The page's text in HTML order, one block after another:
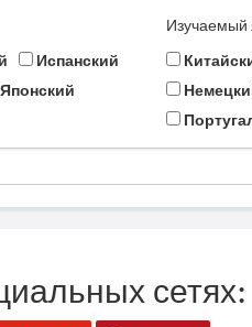
Испанский
Японский
Изучаемый
сетях: